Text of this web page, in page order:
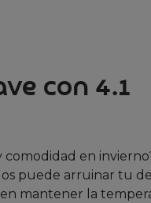
con 4.1
en
puede arruinar tu
en mantener la